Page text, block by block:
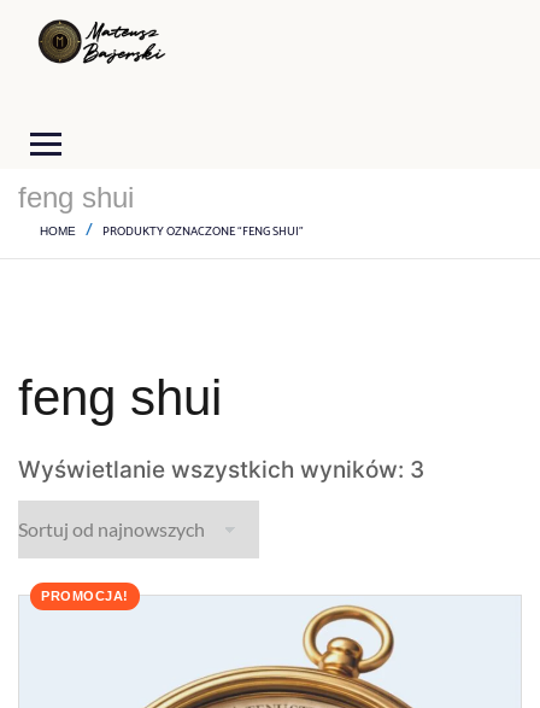
feng shui
HOME PRODUKTY OZNACZONE “FENG SHUI”
feng shui
Wyświetlanie wszystkich wyników: 3
PROMOCJA!